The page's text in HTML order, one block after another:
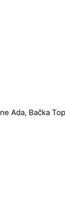
Ada, Bačka